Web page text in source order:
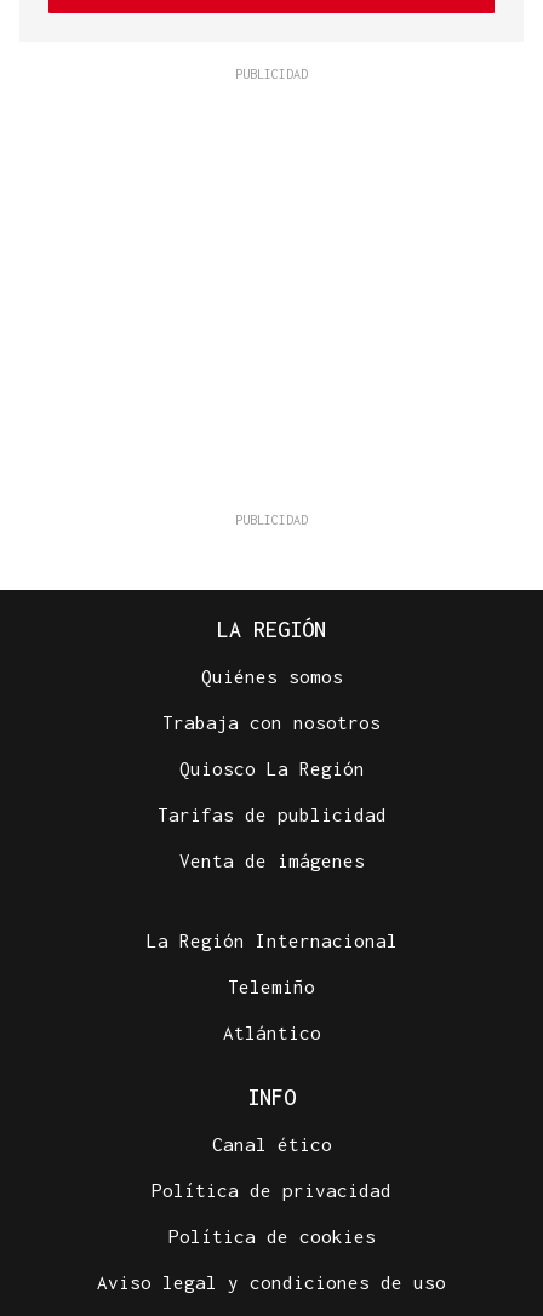
LA REGIÓN
Quiénes somos
Trabaja con nosotros
Quiosco La Región
Tarifas de publicidad
Venta de imágenes
La Región Internacional
Telemiño
Atlántico
INFO
Canal ético
Política de privacidad
Política de cookies
Aviso legal y condiciones de uso